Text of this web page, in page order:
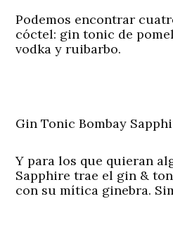
Podemos encontrar
cóctel: gin tonic de
vodka y ruibarbo.
Gin Tonic Bombay
Y para los que quieran
Sapphire trae el gin &
con su mítica ginebra.